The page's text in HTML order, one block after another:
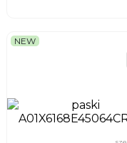
NEW